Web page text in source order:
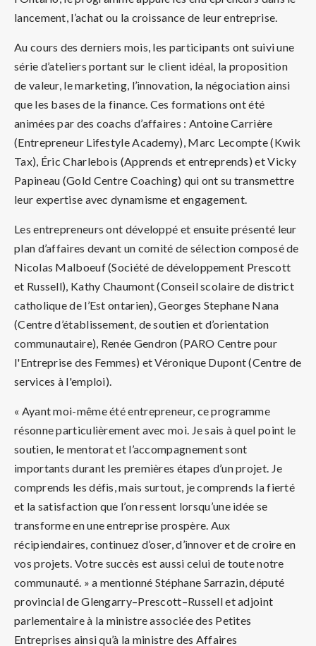
lancement, l’achat ou la croissance de leur entreprise.
Au cours des derniers mois, les participants ont suivi une
série d’ateliers portant sur le client idéal, la proposition
de valeur, le marketing, l’innovation, la négociation ainsi
que les bases de la finance. Ces formations ont été
animées par des coachs d’affaires : Antoine Carrière
(Entrepreneur Lifestyle Academy), Marc Lecompte (Kwik
Tax), Éric Charlebois (Apprends et entreprends) et Vicky
Papineau (Gold Centre Coaching) qui ont su transmettre
leur expertise avec dynamisme et engagement.
Les entrepreneurs ont développé et ensuite présenté leur
plan d’affaires devant un comité de sélection composé de
Nicolas Malboeuf (Société de développement Prescott
et Russell), Kathy Chaumont (Conseil scolaire de district
catholique de l’Est ontarien), Georges Stephane Nana
(Centre d’établissement, de soutien et d’orientation
communautaire), Renée Gendron (PARO Centre pour
l'Entreprise des Femmes) et Véronique Dupont (Centre de
services à l'emploi).
« Ayant moi-même été entrepreneur, ce programme
résonne particulièrement avec moi. Je sais à quel point le
soutien, le mentorat et l’accompagnement sont
importants durant les premières étapes d’un projet. Je
comprends les défis, mais surtout, je comprends la fierté
et la satisfaction que l’on ressent lorsqu’une idée se
transforme en une entreprise prospère. Aux
récipiendaires, continuez d’oser, d’innover et de croire en
vos projets. Votre succès est aussi celui de toute notre
communauté. » a mentionné Stéphane Sarrazin, député
provincial de Glengarry–Prescott–Russell et adjoint
parlementaire à la ministre associée des Petites
Entreprises ainsi qu’à la ministre des Affaires